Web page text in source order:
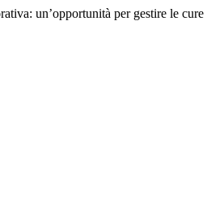
un’opportunità per gestire le